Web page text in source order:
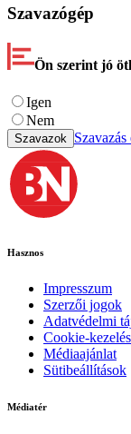
Szavazógép
Ön szerint jó
Igen
Nem
Szavazok
Hasznos
Impresszum
Szerzői jogok
Adatvédelmi
Cookie-
Médiaajánlat
Sütibeállítások
Médiatér